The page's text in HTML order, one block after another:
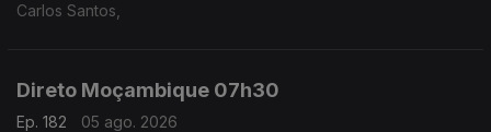
Carlos Santos,
Direto Moçambique 07h30
Ep. 182
05 ago. 2026